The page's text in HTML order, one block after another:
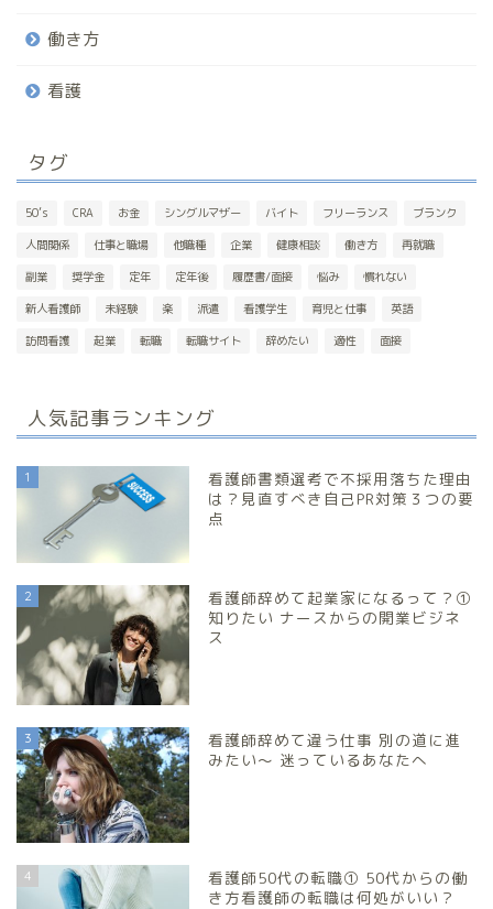
働き方
看護
タグ
50’s CRA お金 シングルマザー バイト フリーランス ブランク
人間関係 仕事と職場 他職種 企業 健康相談 働き方 再就職
副業 奨学金 定年 定年後 履歴書/面接 悩み 慣れない
新人看護師 未経験 楽 派遣 看護学生 育児と仕事 英語
訪問看護 起業 転職 転職サイト 辞めたい 適性 面接
人気記事ランキング
1
看護師書類選考で不採用落ちた理由
は？見直すべき自己PR対策３つの要
点
2
看護師辞めて起業家になるって？①
知りたい ナースからの開業ビジネ
ス
3
看護師辞めて違う仕事 別の道に進
みたい～ 迷っているあなたへ
4
看護師50代の転職① 50代からの働
き方看護師の転職は何処がいい？